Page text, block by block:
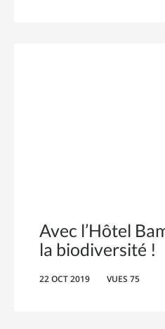
Avec l’Hôtel
la biodiversité !
22 OCT 2019 VUES 75